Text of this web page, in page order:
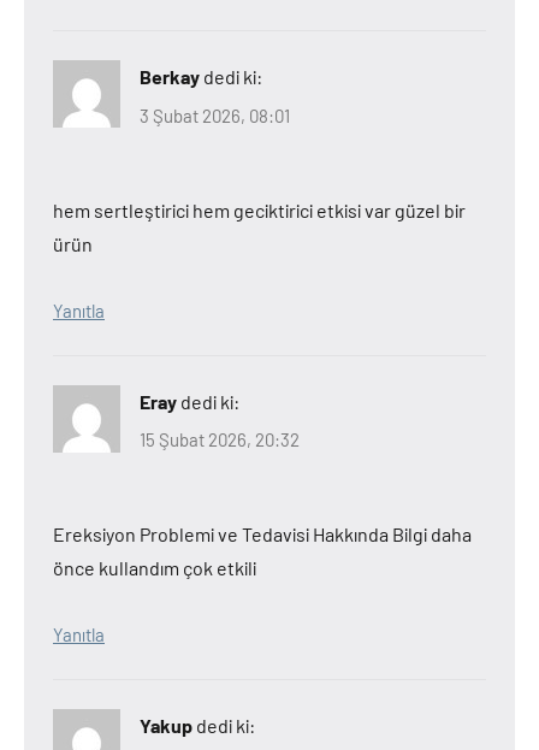
Berkay dedi ki:
3 Şubat 2026, 08:01
hem sertleştirici hem geciktirici etkisi var güzel bir
ürün
Yanıtla
Eray dedi ki:
15 Şubat 2026, 20:32
Ereksiyon Problemi ve Tedavisi Hakkında Bilgi daha
önce kullandım çok etkili
Yanıtla
Yakup dedi ki: